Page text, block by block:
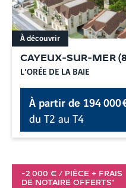
CAYEUX-SUR-MER (
L'ORÉE DE LA BAIE
À découvrir
À partir de194 000
du T2 au T4
-2 000 € / PIÈCE + FRAIS
DE NOTAIRE OFFERTS*